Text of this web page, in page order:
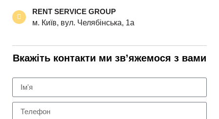
RENT SERVICE GROUP
м. Київ, вул. Челябінська, 1а
Вкажіть контакти ми зв’яжемося з вами